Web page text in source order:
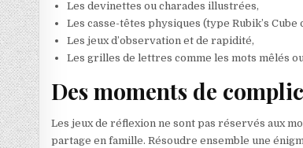
Les devinettes ou charades illustrées,
Les casse-têtes physiques (type Rubik’s Cube
Les jeux d’observation et de rapidité,
Les grilles de lettres comme les mots mêlés
Des moments de
Les jeux de réflexion ne sont pas réservés aux
partage en famille. Résoudre ensemble une